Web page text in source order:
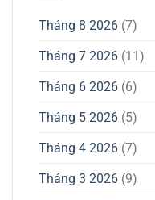
Tháng 8 2026 (7)
Tháng 7 2026 (11)
Tháng 6 2026 (6)
Tháng 5 2026 (5)
Tháng 4 2026 (7)
Tháng 3 2026 (9)